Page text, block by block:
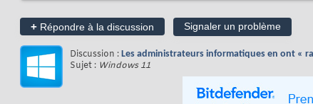
+ Répondre à la discussion Signaler un problème
Discussion : Les administrateurs informatiques en ont «
Sujet : Windows 11